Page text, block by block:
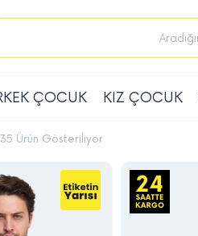
ÇOCUK KIZ ÇOCUK
Ürün Gösteriliyor